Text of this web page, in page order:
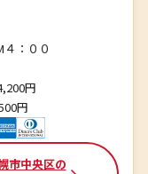
：００
円
円
市中央区の